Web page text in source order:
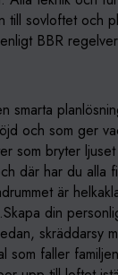
till sovloftet och
BBR
smarta
och som ger
som bryter
där har du alla
är
din
skräddarsy
som faller